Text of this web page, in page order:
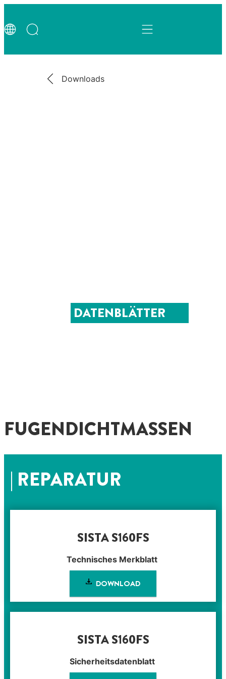
Downloads
DATENBLÄTTER
FUGENDICHTMASSEN
| REPARATUR
SISTA S160FS
Technisches Merkblatt
DOWNLOAD
SISTA S160FS
Sicherheitsdatenblatt